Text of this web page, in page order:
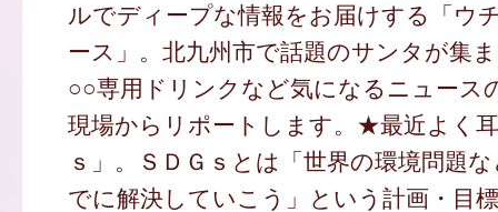
ルでディープな情報をお届けする「ウ
ース」。北九州市で話題のサンタが集
○○専用ドリンクなど気になるニュース
現場からリポートします。★最近よく
ｓ」。ＳＤＧｓとは「世界の環境問題
でに解決していこう」という計画・目